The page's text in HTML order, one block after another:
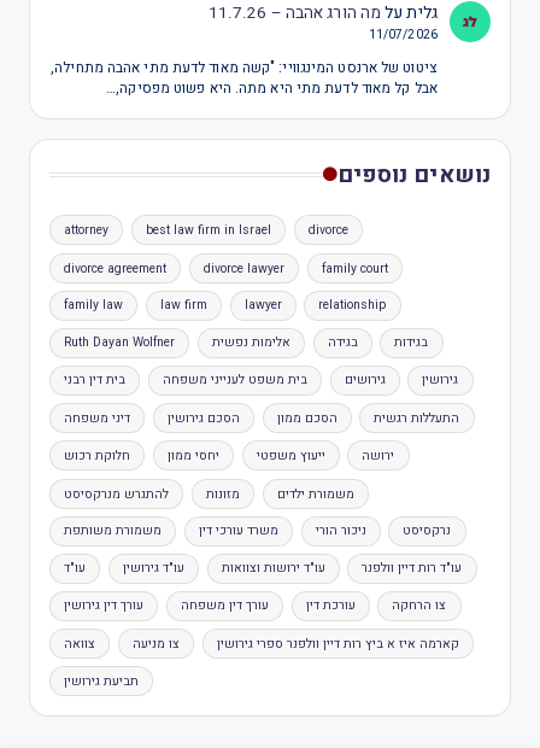
גליתעל מה הורג אהבה – 11.7.26
11/07/2026
ציטוט של ארנסט המינגוויי: "קשה מאוד לדעת מתי אהבה מתחילה,
אבל קל מאוד לדעת מתי היא מתה. היא פשוט מפסיקה,…
נושאים נוספים
attorney best law firm in Israel divorce
divorce agreement divorce lawyer family court
family law law firm lawyer relationship
Ruth Dayan Wolfner אלימות נפשית בגידה בגידות
בית דין רבני בית משפט לענייני משפחה גירושים גירושין
דיני משפחה הסכם גירושין הסכם ממון התעללות רגשית
חלוקת רכוש יחסי ממון ייעוץ משפטי ירושה
להתגרש מנרקסיסט מזונות משמורת ילדים
משמורת משותפת משרד עורכי דין ניכור הורי נרקסיסט
עו"ד עו"ד גירושין עו"ד ירושות וצוואות עו"ד רות דיין וולפנר
עורך דין גירושין עורך דין משפחה עורכת דין צו הרחקה
צוואה צו מניעה קארמה איז א ביץ רות דיין וולפנר ספרי גירושין
תביעת גירושין